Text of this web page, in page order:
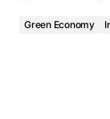
Green Economy